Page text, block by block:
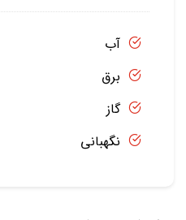
آب
برق
گاز
نگهبانی